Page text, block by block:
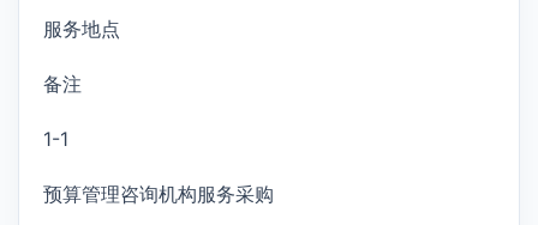
服务地点
备注
1-1
预算管理咨询机构服务采购